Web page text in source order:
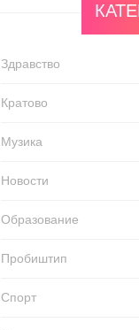
Здравство
Кратово
Музика
Новости
Образование
Пробиштип
Спорт